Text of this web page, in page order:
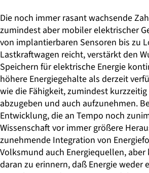
Die noch immer rasant wachsende
zumindest aber mobiler elektrischer
von implantierbaren Sensoren bis zu
Lastkraftwagen reicht, verstärkt den
Speichern für elektrische Energie
höhere Energiegehalte als derzeit
wie die Fähigkeit, zumindest
abzugeben und auch aufzunehmen.
Entwicklung, die an Tempo noch
Wissenschaft vor immer größere
zunehmende Integration von
Volksmund auch Energiequellen,
daran zu erinnern, daß Energie weder